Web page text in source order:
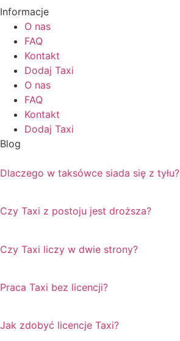
Informacje
O nas
FAQ
Kontakt
Dodaj Taxi
O nas
FAQ
Kontakt
Dodaj Taxi
Blog
Dlaczego w taksówce siada się z tyłu?
Czy Taxi z postoju jest droższa?
Czy Taxi liczy w dwie strony?
Praca Taxi bez licencji?
Jak zdobyć licencje Taxi?